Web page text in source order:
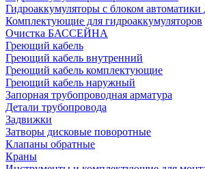
Гидроаккумуляторы с блоком
Комплектующие для гидроаккумуляторов
Очистка БАССЕЙНА
Греющий кабель
Греющий кабель внутренний
Греющий кабель комплектующие
Греющий кабель наружный
Запорная трубопроводная арматура
Детали трубопровода
Задвижки
Затворы дисковые поворотные
Клапаны обратные
Краны